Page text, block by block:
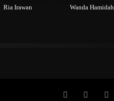
Ria Irawan Wanda Hamidah